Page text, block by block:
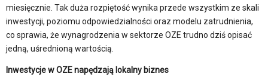
miesięcznie. Tak duża rozpiętość wynika przede wszystkim ze skali
inwestycji, poziomu odpowiedzialności oraz modelu zatrudnienia,
co sprawia, że wynagrodzenia w sektorze OZE trudno dziś opisać
jedną, uśrednioną wartością.
Inwestycje w OZE napędzają lokalny biznes